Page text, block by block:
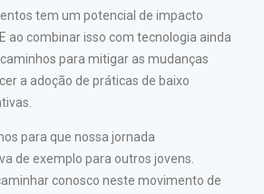
tem um potencial de impacto
ao combinar isso com tecnologia ainda
para mitigar as mudanças
a adoção de práticas de baixo
para que nossa jornada
de exemplo para outros jovens.
conosco neste movimento de